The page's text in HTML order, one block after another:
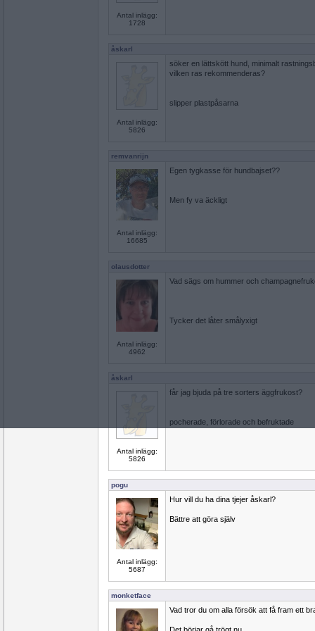
Antal inlägg:
1728
åskarl
Antal inlägg:
5826
söker en lättskött hund, minimalt
vilken ras rekommenderas?
slipper plastpåsarna
remvanrijn
Antal inlägg:
16685
Egen tygkasse för hundbajset??
Men fy va äckligt
olausdotter
Antal inlägg:
4962
Vad sägs om hummer och
Tycker det låter smålyxigt
åskarl
Antal inlägg:
5826
får jag bjuda på tre sorters äggfrukost?
pocherade, förlorade och befruktade
pogu
Antal inlägg:
5687
Hur vill du ha dina tjejer åskarl?
Bättre att göra själv
monketface
Vad tror du om alla försök att få fram ett